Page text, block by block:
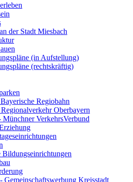
der Stadt Miesbach
(in Aufstellung)
(rechtskräftig)
Regiobahn
Oberbayern
VerkehrsVerbund
Bildungseinrichtungen
Gemeinschaftswerbung Kreisstadt